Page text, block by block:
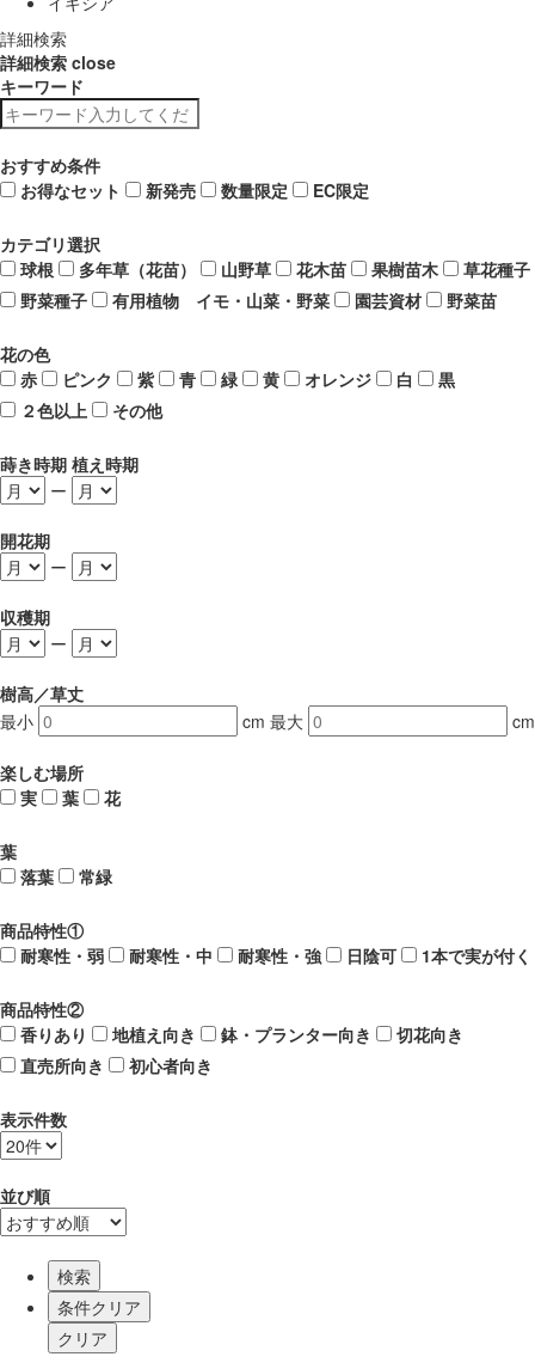
詳細検索
詳細検索 close
キーワード
おすすめ条件
お得なセット
新発売 数量限定 EC限定
カテゴリ選択
球根
多年草（花苗） 山野草 花木苗 果樹苗木
草花種子
野菜種子
有用植物 イモ・山菜・野菜 園芸資材 野菜苗
花の色
赤
ピンク 紫 青 緑 黄 オレンジ 白
黒
２色以上
その他
蒔き時期 植え時期
ー
開花期
ー
収穫期
ー
樹高／草丈
最小
cm 最大 cm
楽しむ場所
実
葉 花
葉
落葉
常緑
商品特性①
耐寒性・弱
耐寒性・中 耐寒性・強 日陰可 1本で実が付く
商品特性②
香りあり
地植え向き 鉢・プランター向き
切花向き
直売所向き
初心者向き
表示件数
並び順
検索